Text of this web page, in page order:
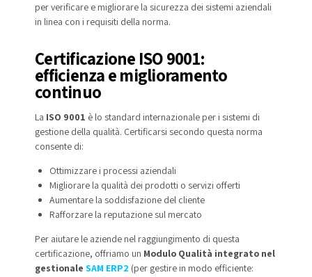
per verificare e migliorare la sicurezza dei sistemi aziendali
in linea con i requisiti della norma.
Certificazione ISO 9001:
efficienza e miglioramento
continuo
La ISO 9001 è lo standard internazionale per i sistemi di
gestione della qualità. Certificarsi secondo questa norma
consente di:
Ottimizzare i processi aziendali
Migliorare la qualità dei prodotti o servizi offerti
Aumentare la soddisfazione del cliente
Rafforzare la reputazione sul mercato
Per aiutare le aziende nel raggiungimento di questa
certificazione, offriamo un Modulo Qualità integrato nel
gestionale SAM ERP2 (per gestire in modo efficiente: